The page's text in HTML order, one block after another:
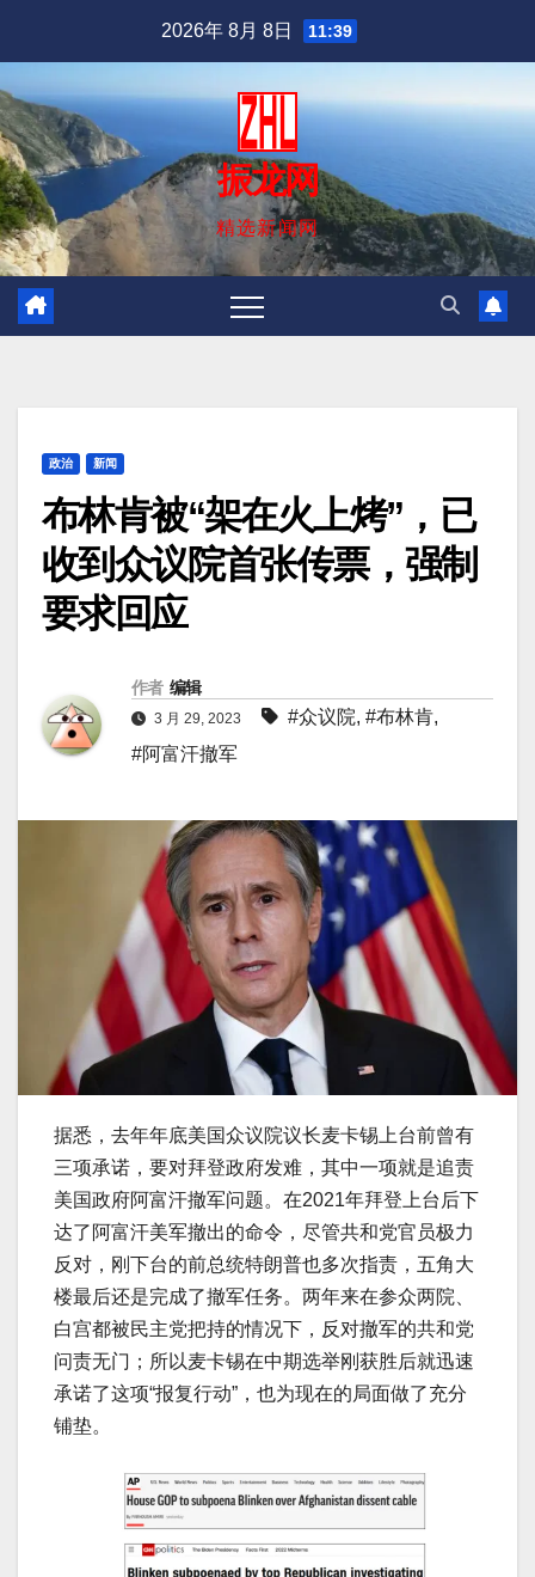
内
容
2026年 8月 8日 11:39
振龙网
精选新闻网
政治 新闻
布林肯被“架在火上烤”，已
收到众议院首张传票，强制
要求回应
作者 编辑
3 月 29, 2023 #众议院, #布林肯,
#阿富汗撤军
据悉，去年年底美国众议院议长麦卡锡上台前曾有
三项承诺，要对拜登政府发难，其中一项就是追责
美国政府阿富汗撤军问题。在2021年拜登上台后下
达了阿富汗美军撤出的命令，尽管共和党官员极力
反对，刚下台的前总统特朗普也多次指责，五角大
楼最后还是完成了撤军任务。两年来在参众两院、
白宫都被民主党把持的情况下，反对撤军的共和党
问责无门；所以麦卡锡在中期选举刚获胜后就迅速
承诺了这项“报复行动”，也为现在的局面做了充分
铺垫。